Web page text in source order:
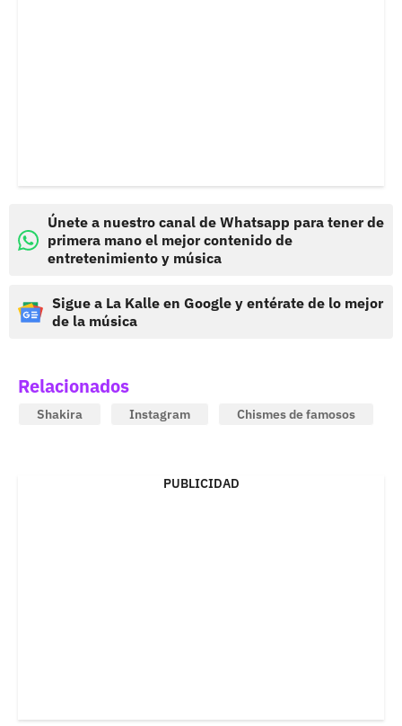
Únete a nuestro canal de Whatsapp para tener de
primera mano el mejor contenido de
entretenimiento y música
Sigue a La Kalle en Google y entérate de lo mejor
de la música
Relacionados
Shakira Instagram Chismes de famosos
PUBLICIDAD